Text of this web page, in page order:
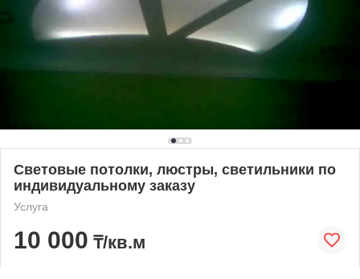
Световые потолки, люстры, светильники по
индивидуальному заказу
Услуга
10 000 ₸/кв.м